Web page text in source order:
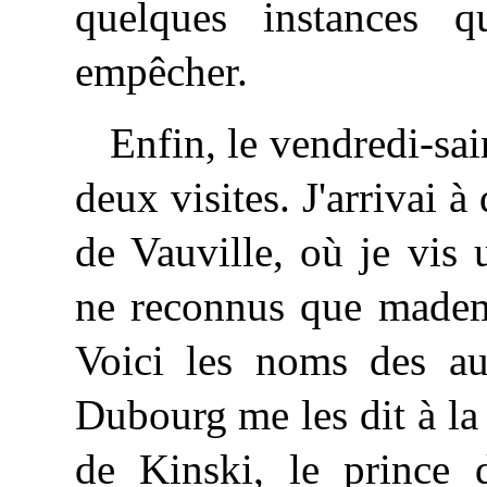
quelques
empêcher.
Enfin, le vendredi-
deux visites. J'arrivai à
de Vauville, où je vis
ne reconnus que
Voici les noms des
Dubourg me les dit à
de Kinski, le prince